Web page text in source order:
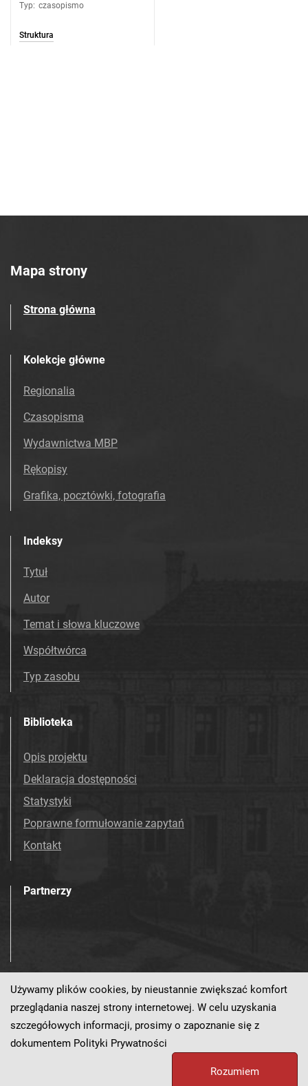
Typ: czasopismo
Struktura
Mapa strony
Strona główna
Kolekcje główne
Regionalia
Czasopisma
Wydawnictwa MBP
Rękopisy
Grafika, pocztówki, fotografia
Indeksy
Tytuł
Autor
Temat i słowa kluczowe
Współtwórca
Typ zasobu
Biblioteka
Opis projektu
Deklaracja dostępności
Statystyki
Poprawne formułowanie zapytań
Kontakt
Partnerzy
Odwiedź nas!
Używamy plików cookies, by nieustannie zwiększać komfort
przeglądania naszej strony internetowej. W celu uzyskania
szczegółowych informacji, prosimy o zapoznanie się z
dokumentem Polityki Prywatności
Rozumiem